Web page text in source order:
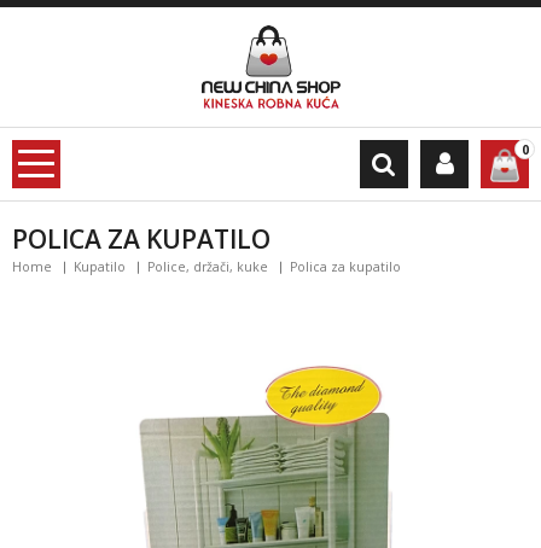
0
POLICA ZA KUPATILO
Home Kupatilo Police, držači, kuke Polica za kupatilo